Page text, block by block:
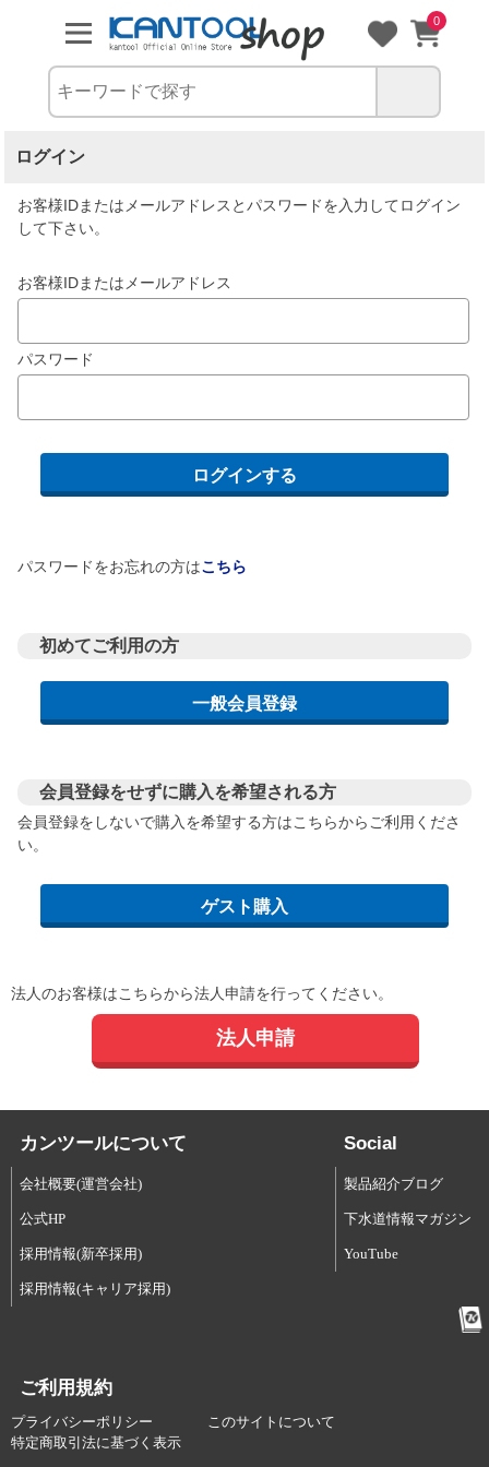
0
ログイン
お客様IDまたはメールアドレス とパスワードを入力してログイン
して下さい。
お客様IDまたはメールアドレス
パスワード
パスワードをお忘れの方はこちら
初めてご利用の方
会員登録をせずに購入を希望される方
会員登録をしないで購入を希望する方はこちらからご利用くださ
い。
法人のお客様はこちらから法人申請を行ってください。
法人申請
カンツールについて
会社概要(運営会社)
公式HP
採用情報(新卒採用)
採用情報(キャリア採用)
Social
製品紹介ブログ
下水道情報マガジン
YouTube
ご利用規約
プライバシーポリシー
このサイトについて
特定商取引法に基づく表示